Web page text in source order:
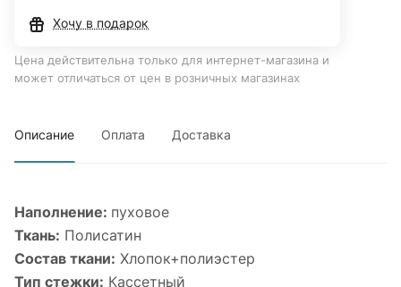
Хочу в подарок
Цена действительна только для интернет-магазина и
может отличаться от цен в розничных магазинах
Описание Оплата Доставка
Наполнение: пуховое
Ткань: Полисатин
Состав ткани: Хлопок+полиэстер
Тип стежки: Кассетный